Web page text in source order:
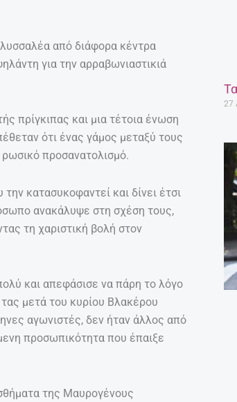
από διάφορα κέντρα
για την αρραβωνιαστικιά
πρίγκιπας και μια τέτοια ένωση
ότι ένας γάμος μεταξύ τους
προσανατολισμό.
κατασυκοφαντεί και δίνει έτσι
ανακάλυψε στη σχέση τους,
τη χαριστική βολή στον
και απεφάσισε να πάρη το λόγο
μετά του κυρίου Βλακέρου
αγωνιστές, δεν ήταν άλλος από
προσωπικότητα που έπαιξε
της Μαυρογένους
27